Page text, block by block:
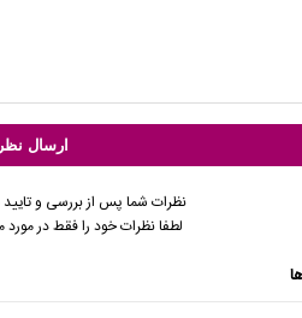
نظرات شما پس از بررسی و
لطفا نظرات خود را فقط در مورد